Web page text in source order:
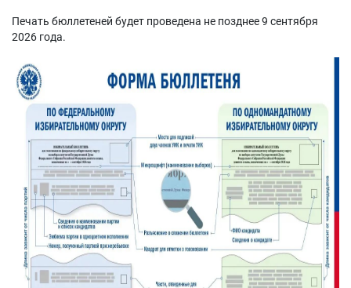
Печать бюллетеней будет проведена не позднее 9 сентября
2026 года.